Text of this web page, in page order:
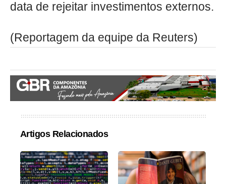
data de rejeitar investimentos externos.
(Reportagem da equipe da Reuters)
Artigos Relacionados